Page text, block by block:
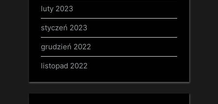
luty 2023
styczeń 2023
grudzień 2022
listopad 2022